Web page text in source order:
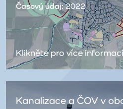
Časový údaj:2022
Klikněte pro více informací
Kanalizace a ČOV v